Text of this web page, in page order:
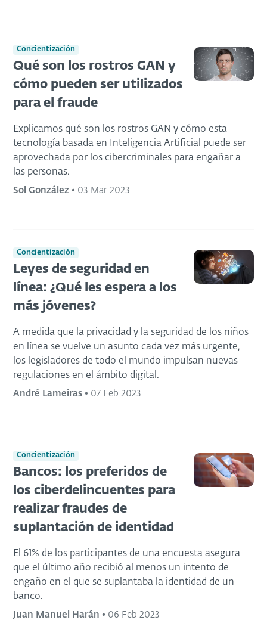
Concientización
Qué son los rostros GAN y
cómo pueden ser utilizados
para el fraude
Explicamos qué son los rostros GAN y cómo esta
tecnología basada en Inteligencia Artificial puede ser
aprovechada por los cibercriminales para engañar a
las personas.
Sol González • 03 Mar 2023
Concientización
Leyes de seguridad en
línea: ¿Qué les espera a los
más jóvenes?
A medida que la privacidad y la seguridad de los niños
en línea se vuelve un asunto cada vez más urgente,
los legisladores de todo el mundo impulsan nuevas
regulaciones en el ámbito digital.
André Lameiras • 07 Feb 2023
Concientización
Bancos: los preferidos de
los ciberdelincuentes para
realizar fraudes de
suplantación de identidad
El 61% de los participantes de una encuesta asegura
que el último año recibió al menos un intento de
engaño en el que se suplantaba la identidad de un
banco.
Juan Manuel Harán • 06 Feb 2023